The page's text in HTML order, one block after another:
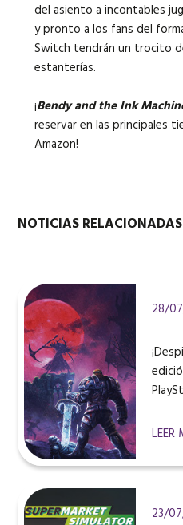
del asiento a incontables
y pronto a los fans del
Switch tendrán un trocito
estanterías.
¡Bendy and the Ink
reservar en las principales
Amazon!
NOTICIAS RELACIONADAS
28/
LEER
23/